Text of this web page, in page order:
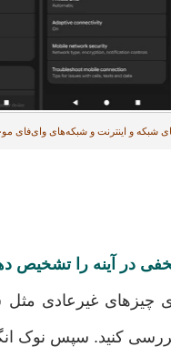
شبکه و اینترنت و شبکه‌های وای‌فای
چیزهای غیرعادی مثل
کنید. سپس نوک